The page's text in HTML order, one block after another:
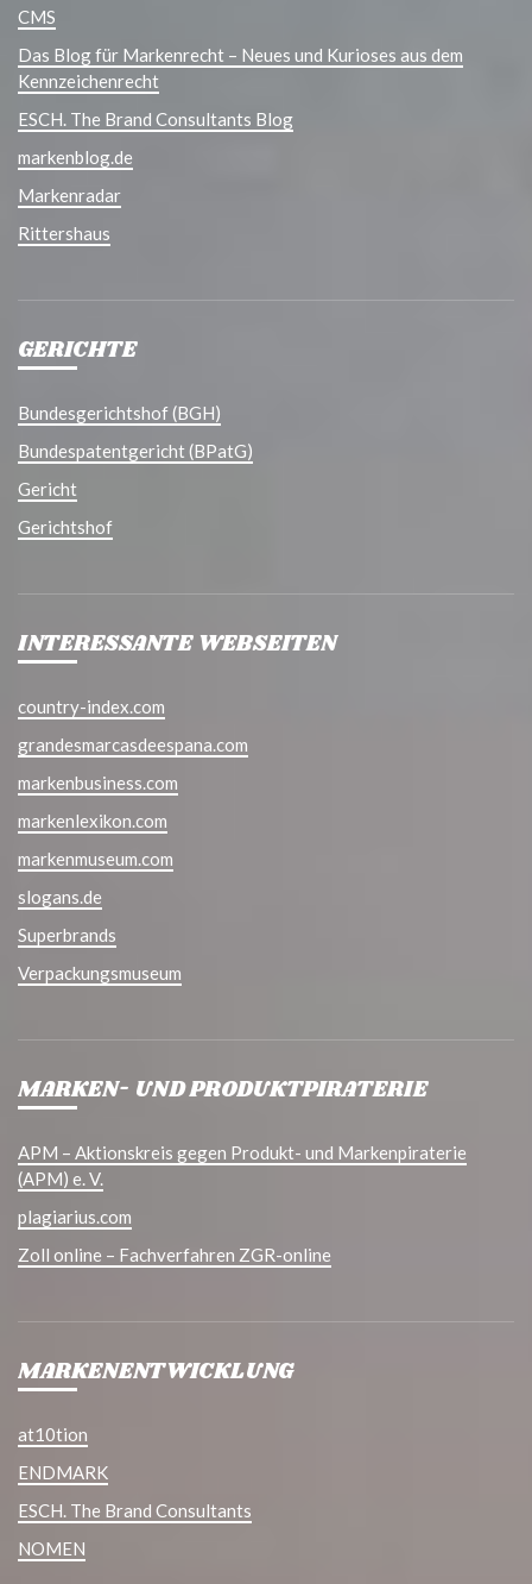
CMS
Das Blog für Markenrecht – Neues und Kurioses aus dem
Kennzeichenrecht
ESCH. The Brand Consultants Blog
markenblog.de
Markenradar
Rittershaus
GERICHTE
Bundesgerichtshof (BGH)
Bundespatentgericht (BPatG)
Gericht
Gerichtshof
INTERESSANTE WEBSEITEN
country-index.com
grandesmarcasdeespana.com
markenbusiness.com
markenlexikon.com
markenmuseum.com
slogans.de
Superbrands
Verpackungsmuseum
MARKEN- UND PRODUKTPIRATERIE
APM – Aktionskreis gegen Produkt- und Markenpiraterie
(APM) e. V.
plagiarius.com
Zoll online – Fachverfahren ZGR-online
MARKENENTWICKLUNG
at10tion
ENDMARK
ESCH. The Brand Consultants
NOMEN